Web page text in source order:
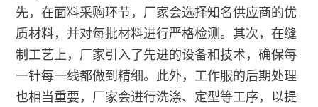
先，在面料采购环节，厂家会选择知名供应商的优
质材料，并对每批材料进行严格检测。其次，在缝
制工艺上，厂家引入了先进的设备和技术，确保每
一针每一线都做到精细。此外，工作服的后期处理
也相当重要，厂家会进行洗涤、定型等工序，以提